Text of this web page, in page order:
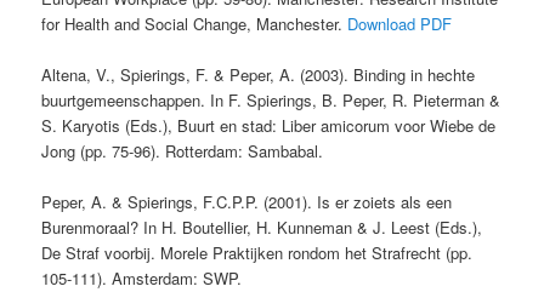
for Health and Social Change, Manchester. Download PDF
Altena, V., Spierings, F. & Peper, A. (2003). Binding in hechte
buurtgemeenschappen. In F. Spierings, B. Peper, R. Pieterman &
S. Karyotis (Eds.), Buurt en stad: Liber amicorum voor Wiebe de
Jong (pp. 75-96). Rotterdam: Sambabal.
Peper, A. & Spierings, F.C.P.P. (2001). Is er zoiets als een
Burenmoraal? In H. Boutellier, H. Kunneman & J. Leest (Eds.),
De Straf voorbij. Morele Praktijken rondom het Strafrecht (pp.
105-111). Amsterdam: SWP.